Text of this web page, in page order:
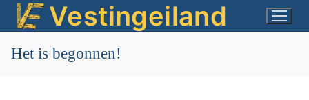
naar
inhoud
Vestingeiland
Het is begonnen!